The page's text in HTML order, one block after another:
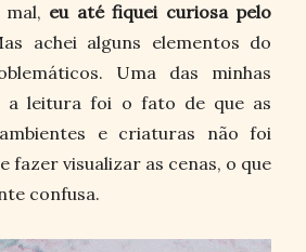
eu até fiquei curiosa pelo
achei alguns elementos do
Uma das minhas
a leitura foi o fato de que as
e criaturas não foi
fazer visualizar as cenas, o que
confusa.